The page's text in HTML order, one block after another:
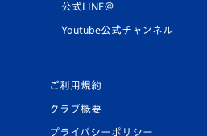
公式LINE＠
Youtube公式チャンネル
ご利用規約
クラブ概要
プライバシーポリシー